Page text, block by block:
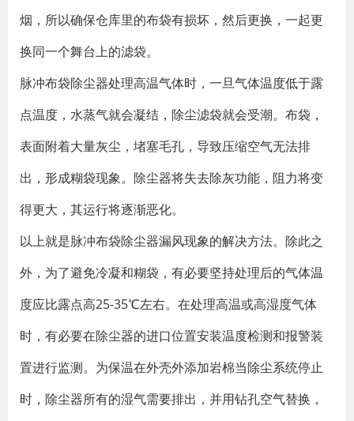
烟，所以确保仓库里的布袋有损坏，然后更换，一起更
换同一个舞台上的滤袋。
脉冲布袋除尘器处理高温气体时，一旦气体温度低于露
点温度，水蒸气就会凝结，除尘滤袋就会受潮。布袋，
表面附着大量灰尘，堵塞毛孔，导致压缩空气无法排
出，形成糊袋现象。除尘器将失去除灰功能，阻力将变
得更大，其运行将逐渐恶化。
以上就是脉冲布袋除尘器漏风现象的解决方法。除此之
外，为了避免冷凝和糊袋，有必要坚持处理后的气体温
度应比露点高25-35℃左右。在处理高温或高湿度气体
时，有必要在除尘器的进口位置安装温度检测和报警装
置进行监测。为保温在外壳外添加岩棉当除尘系统停止
时，除尘器所有的湿气需要排出，并用钻孔空气替换，